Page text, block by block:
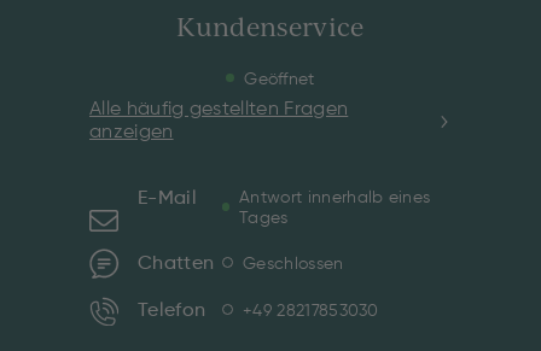
Kundenservice
Geöffnet
Alle häufig gestellten Fragen
anzeigen
E-Mail
Antwort innerhalb eines
Tages
Chatten Geschlossen
Telefon +49 28217853030